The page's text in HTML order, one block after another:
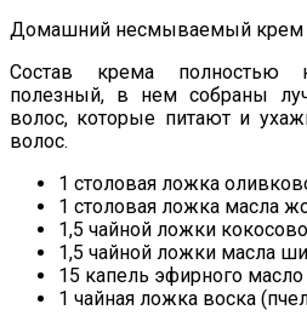
Домашний несмываемый крем
Состав крема полностью
полезный, в нем собраны
волос, которые питают и
волос.
1 столовая ложка
1 столовая ложка масла
1,5 чайной ложки
1,5 чайной ложки масла
15 капель эфирного масло
1 чайная ложка воска